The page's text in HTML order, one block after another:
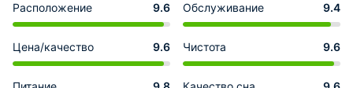
Расположение 9.6 Обслуживание 9.4
Цена/качество 9.6 Чистота 9.6